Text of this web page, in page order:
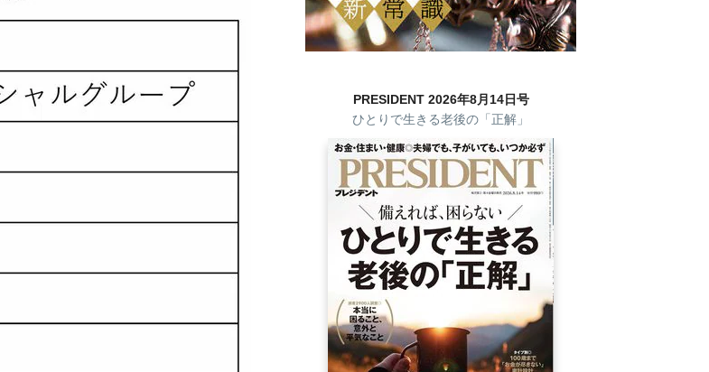
PRESIDENT 2026年8月14日号
ひとりで生きる老後の「正解」